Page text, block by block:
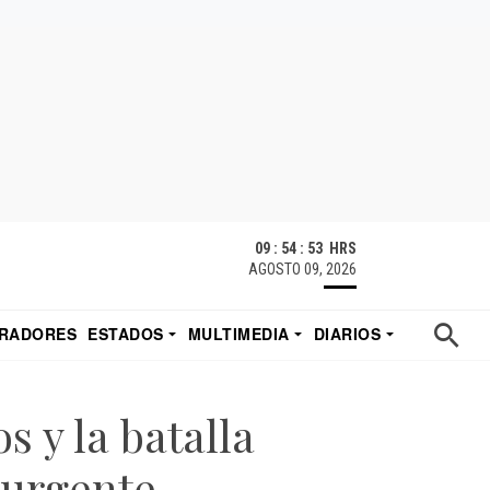
09 : 54 : 53 HRS
AGOSTO 09, 2026
ESTADOS MULTIMEDIA
DIARIOS
y la batalla